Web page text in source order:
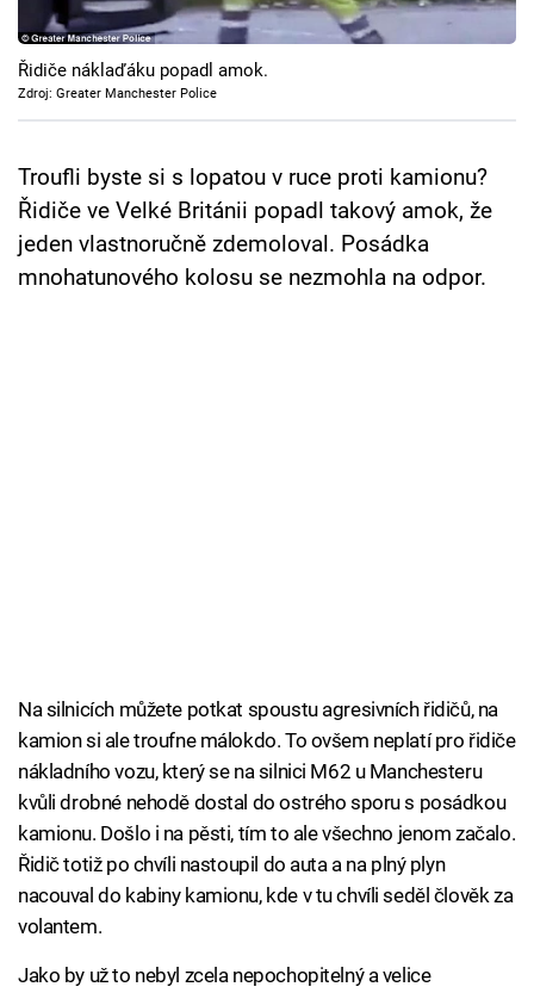
Cool Esport
Pořady
Sledujte prima+
Přihlášení
Řidiče náklaďáku popadl amok.
Zdroj: Greater Manchester Police
Troufli byste si s lopatou v ruce proti kamionu?
Řidiče ve Velké Británii popadl takový amok, že
jeden vlastnoručně zdemoloval. Posádka
mnohatunového kolosu se nezmohla na odpor.
Na silnicích můžete potkat spoustu agresivních řidičů, na
kamion si ale troufne málokdo. To ovšem neplatí pro řidiče
nákladního vozu, který se na silnici M62 u Manchesteru
kvůli drobné nehodě dostal do ostrého sporu s posádkou
kamionu. Došlo i na pěsti, tím to ale všechno jenom začalo.
Řidič totiž po chvíli nastoupil do auta a na plný plyn
nacouval do kabiny kamionu, kde v tu chvíli seděl člověk za
volantem.
Jako by už to nebyl zcela nepochopitelný a velice